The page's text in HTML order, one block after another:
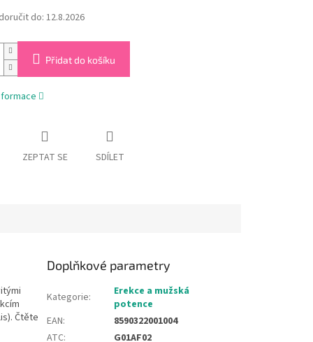
do: 12.8.2026
Přidat do košíku
ZEPTAT SE SDÍLET
Čtěte
Doplňkové parametry
Kategorie:
Erekce a mužská
potence
EAN:
8590322001004
ATC: G01AF02